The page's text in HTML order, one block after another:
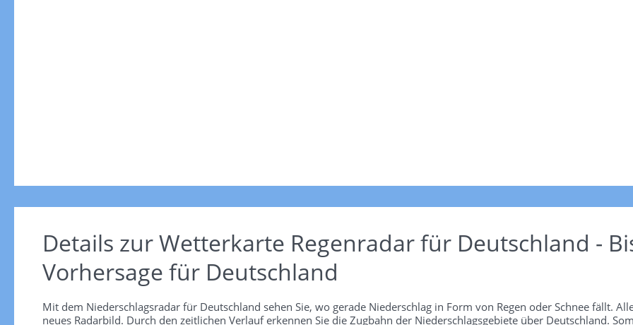
Details zur Wetterkarte Regenradar für Deutschland -
Vorhersage für Deutschland
Mit dem Niederschlagsradar für Deutschland sehen Sie, wo gerade Niederschlag in Form von Regen oder Schnee fällt.
neues Radarbild. Durch den zeitlichen Verlauf erkennen Sie die Zugbahn der Niederschlagsgebiete über Deutschland.